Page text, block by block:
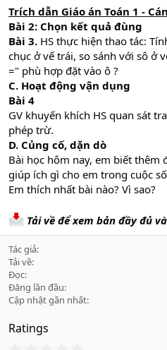
Trích dẫn Giáo án Toán 1 -
Bài 2: Chọn kết quả đùng
Bài 3. HS thực hiện thao tác:
chục ở vế trái, so sánh với sô ở
=" phù hợp đặt vào ô ?
C. Hoạt động vận dụng
Bài 4
GV khuyến khích HS quan sát
phép trừ.
D. Củng cố, dặn dò
Bài học hôm nay, em biết thêm
giúp ích gì cho em trong cuộc
Em thích nhất bài nào? Vì sao?
Tải về để xem bản đầy đủ
Tác giả
Tải về
Đọc
Đăng lần đầu
Cập nhật gần nhất
Ratings